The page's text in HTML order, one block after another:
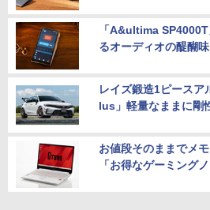
「A&ultima
るオーディオの醍醐味
レイズ鍛造1ピースア
lus」軽量なままに剛
お値段そのままでメ
「お得なゲーミングノ